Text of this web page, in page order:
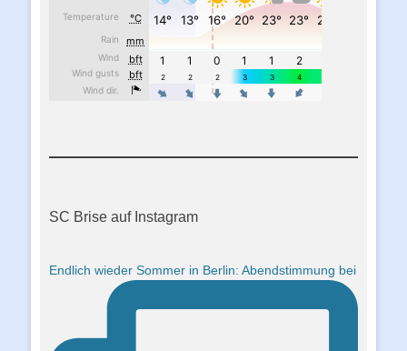
SC Brise auf Instagram
Endlich wieder Sommer in Berlin: Abendstimmung bei